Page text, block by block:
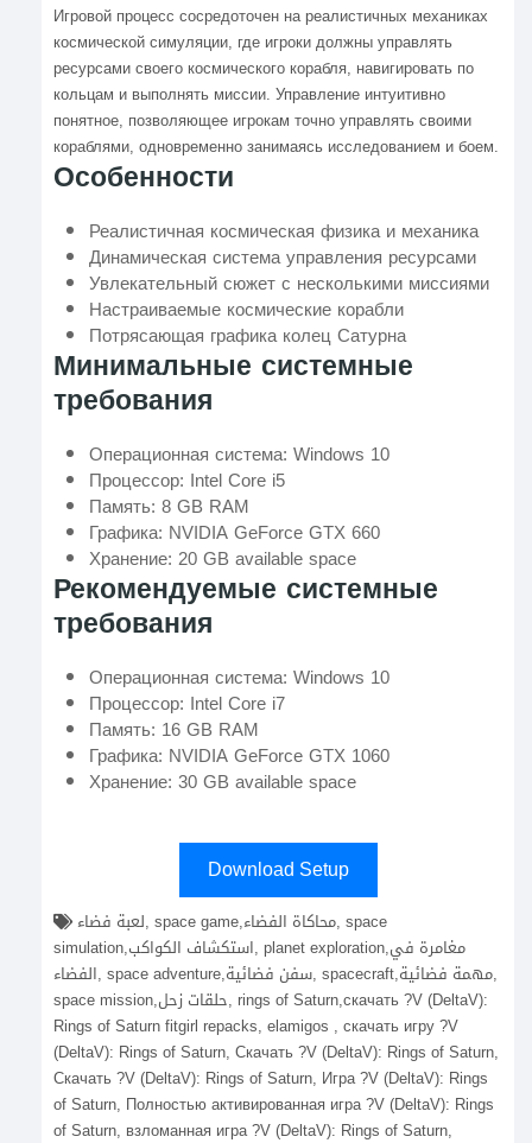
Игровой процесс сосредоточен на реалистичных механиках
космической симуляции, где игроки должны управлять
ресурсами своего космического корабля, навигировать по
кольцам и выполнять миссии. Управление интуитивно
понятное, позволяющее игрокам точно управлять своими
кораблями, одновременно занимаясь исследованием и боем.
Особенности
Реалистичная космическая физика и механика
Динамическая система управления ресурсами
Увлекательный сюжет с несколькими миссиями
Настраиваемые космические корабли
Потрясающая графика колец Сатурна
Минимальные системные
требования
Операционная система: Windows 10
Процессор: Intel Core i5
Память: 8 GB RAM
Графика: NVIDIA GeForce GTX 660
Хранение: 20 GB available space
Рекомендуемые системные
требования
Операционная система: Windows 10
Процессор: Intel Core i7
Память: 16 GB RAM
Графика: NVIDIA GeForce GTX 1060
Хранение: 30 GB available space
Download Setup
simulation,استكشاف الكواكب, planet exploration,مغامرة في
الفضاء, space adventure,سفن فضائية, spacecraft,مهمة فضائية,
space mission,حلقات زحل, rings of Saturn,скачать ?V (DeltaV):
Rings of Saturn fitgirl repacks, elamigos , скачать игру ?V
(DeltaV): Rings of Saturn, Скачать ?V (DeltaV): Rings of Saturn,
Скачать ?V (DeltaV): Rings of Saturn, Игра ?V (DeltaV): Rings
of Saturn, Полностью активированная игра ?V (DeltaV): Rings
of Saturn, взломанная игра ?V (DeltaV): Rings of Saturn,